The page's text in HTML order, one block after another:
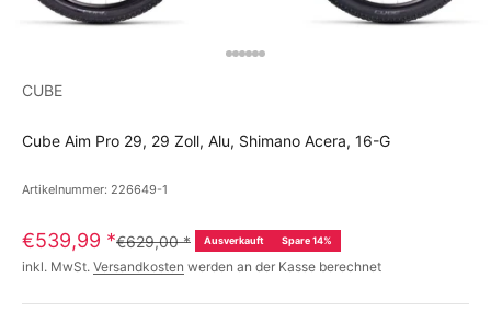
CUBE
Cube Aim Pro 29, 29 Zoll, Alu, Shimano Acera, 16-G
Artikelnummer: 226649-1
€539,99 *€629,00* Ausverkauft Spare 14%
inkl. MwSt. Versandkosten werden an der Kasse berechnet